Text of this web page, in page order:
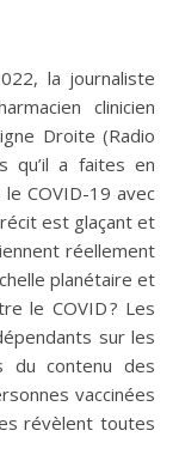
clinicien
Droite (Radio
qu’il a faites en
COVID-19 avec
est glaçant et
réellement
planétaire et
le COVID ? Les
sur les
du contenu des
vaccinées
révèlent toutes